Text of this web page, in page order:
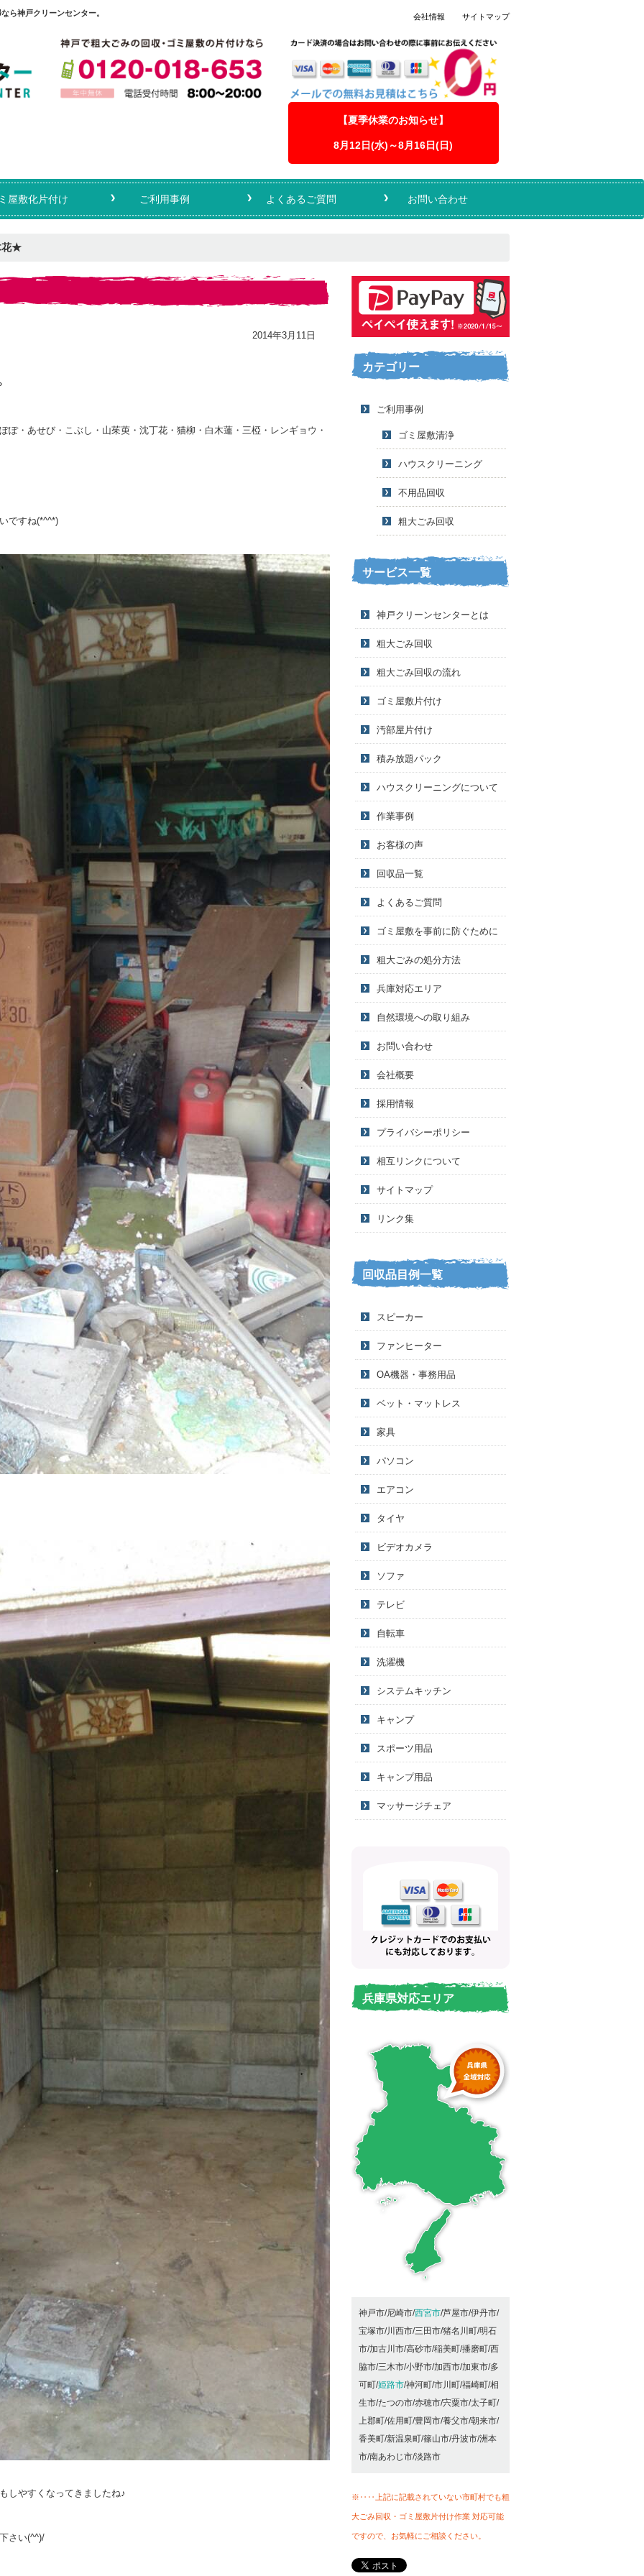
神戸クリーンセンター。 会社情報 サイトマップ
【夏季休業のお知らせ】
8月12日(水)～8月16日(日)
屋敷化片付け ご利用事例 よくあるご質問 お問い合わせ
花★
2014年3月11日
ぽ・あせび・こぶし・山茱萸・沈丁花・猫柳・白木蓮・三椏・レンギョウ・
ですね(*^^*)
しやすくなってきましたね♪
さい(^^)/
カテゴリー
ご利用事例
ゴミ屋敷清浄
ハウスクリーニング
不用品回収
粗大ごみ回収
サービス一覧
神戸クリーンセンターとは
粗大ごみ回収
粗大ごみ回収の流れ
ゴミ屋敷片付け
汚部屋片付け
積み放題パック
ハウスクリーニングについて
作業事例
お客様の声
回収品一覧
よくあるご質問
ゴミ屋敷を事前に防ぐために
粗大ごみの処分方法
兵庫対応エリア
自然環境への取り組み
お問い合わせ
会社概要
採用情報
プライバシーポリシー
相互リンクについて
サイトマップ
リンク集
回収品目例一覧
スピーカー
ファンヒーター
OA機器・事務用品
ベット・マットレス
家具
パソコン
エアコン
タイヤ
ビデオカメラ
ソファ
テレビ
自転車
洗濯機
システムキッチン
キャンプ
スポーツ用品
キャンプ用品
マッサージチェア
兵庫県対応エリア
神戸市/尼崎市/西宮市/芦屋市/伊丹市/
宝塚市/川西市/三田市/猪名川町/明石
市/加古川市/高砂市/稲美町/播磨町/西
脇市/三木市/小野市/加西市/加東市/多
可町/姫路市/神河町/市川町/福崎町/相
生市/たつの市/赤穂市/宍粟市/太子町/
上郡町/佐用町/豊岡市/養父市/朝来市/
香美町/新温泉町/篠山市/丹波市/洲本
市/南あわじ市/淡路市
※‥‥上記に記載されていない市町村でも粗
大ごみ回収・ゴミ屋敷片付け作業 対応可能
ですので、お気軽にご相談ください。